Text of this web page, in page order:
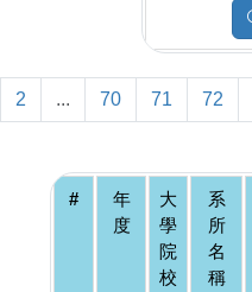
2 ... 70 71 72
#
年
度
大
學
院
校
系
所
名
稱